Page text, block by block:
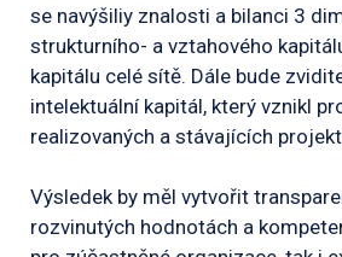
se navýšiliy znalosti a bilanci 3
strukturního- a vztahového
kapitálu celé sítě. Dále bude
intelektuální kapitál, který vznikl
realizovaných a stávajících
Výsledek by měl vytvořit
rozvinutých hodnotách a